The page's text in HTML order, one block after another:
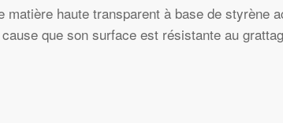
haute transparent à base de styrène
que son surface est résistante au